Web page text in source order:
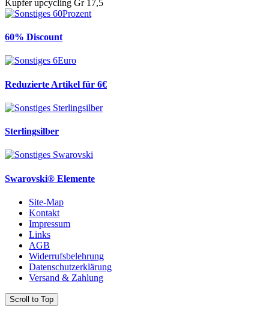
Kupfer upcycling Gr 17,5
60% Discount
Reduzierte Artikel für 6€
Sterlingsilber
Swarovski® Elemente
Site-Map
Kontakt
Impressum
Links
AGB
Widerrufsbelehrung
Datenschutzerklärung
Versand & Zahlung
Scroll to Top